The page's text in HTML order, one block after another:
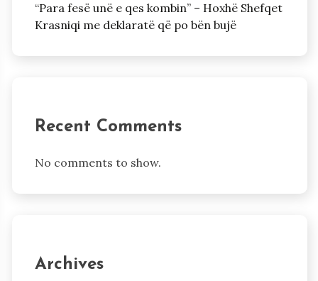
“Para fesë unë e qes kombin” – Hoxhë Shefqet
Krasniqi me deklaratë që po bën bujë
Recent Comments
No comments to show.
Archives